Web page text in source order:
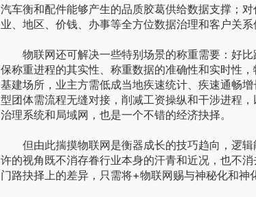
汽车衡和配件能够产生的品质胶葛供给数据支撑；
业、地区、价钱、办事等全方位数据治理和客户关系
物联网还可解决一些特别场景的称重需要：好比
保称重进程的其实性、称重数据的准确性和实时性
基建场所，业主方需低成当地疾速统计、疾速通畅
型团体需流程无缝对接，削减工资操纵和干涉进程
治理系统和局域网，也是一个不错的经济抉择。
但由此揣摸物联网是衡器成长的技巧趋向，逻辑
许的视角既不消存眷行业本身的汗青和近况，也不
门路抉择上的差异，只需将+物联网赐与神秘化和神